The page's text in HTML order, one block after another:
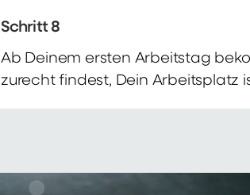
Schritt 8
Ab Deinem ersten Arbeitstag
zurecht findest, Dein Arbeitsplatz